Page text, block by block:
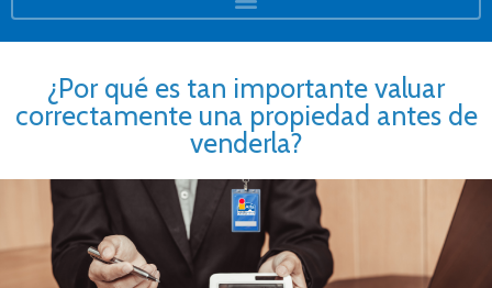
¿Por qué es tan importante valuar
correctamente una propiedad antes de
venderla?